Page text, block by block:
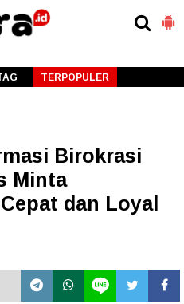
TERPOPULER
Birokrasi
Minta
dan Loyal